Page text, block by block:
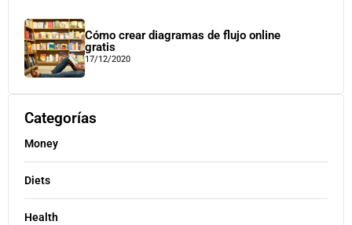
Cómo crear diagramas de flujo online
gratis
17/12/2020
Categorías
Money
Diets
Health